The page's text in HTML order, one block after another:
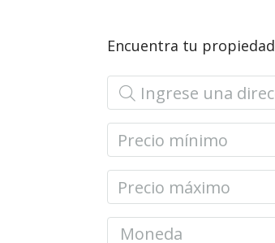
Encuentra tu propiedad
Moneda